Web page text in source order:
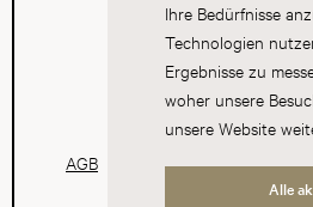
Ihre Bedürfnisse
Technologien
Ergebnisse zu
woher unsere
unsere Website
Alle
AGB Datenschutz